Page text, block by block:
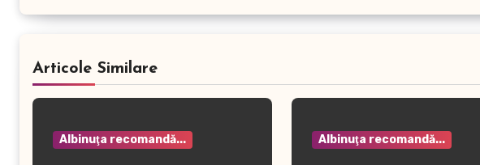
Articole Similare
Albinuţa recomandă... Albinuţa recomandă...